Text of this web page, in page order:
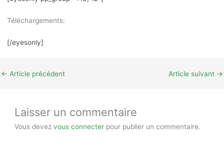
Téléchargements:
[/eyesonly]
← Article précédent Article suivant →
Laisser un commentaire
Vous devezvous connecter pour publier un commentaire.